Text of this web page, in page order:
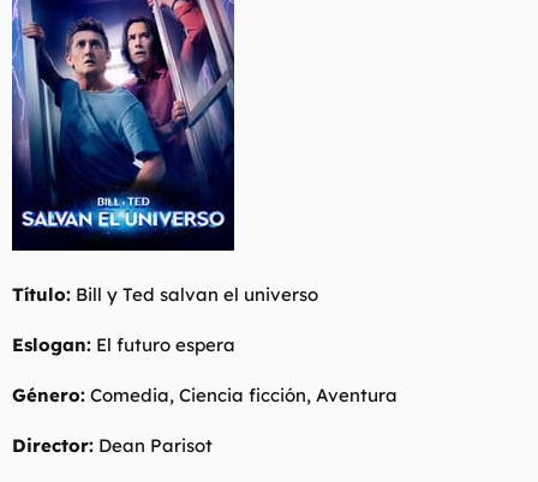
t
e
m
a
o
Título: Bill y Ted salvan el universo
Eslogan: El futuro espera
Género: Comedia, Ciencia ficción, Aventura
Director: Dean Parisot